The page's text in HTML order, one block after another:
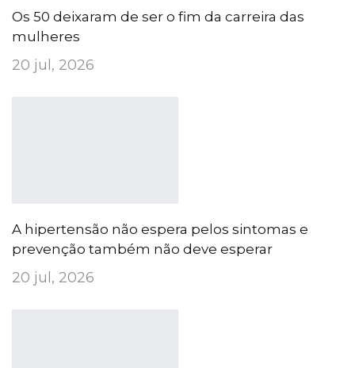
Os 50 deixaram de ser o fim da carreira das
mulheres
20 jul, 2026
A hipertensão não espera pelos sintomas e
prevenção também não deve esperar
20 jul, 2026